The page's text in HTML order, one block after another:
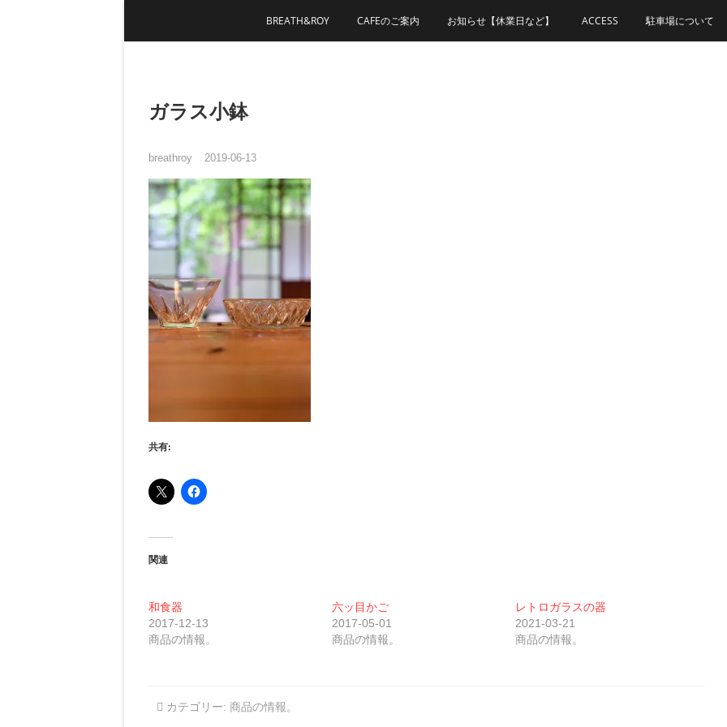
content
BREATH&ROY CAFEのご案内 お知らせ【休業日など】 ACCESS 駐車場について
ガラス小鉢
breathroy 2019-06-13
共有:
関連
和食器
2017-12-13
商品の情報。
六ッ目かご
2017-05-01
商品の情報。
レトロガラスの器
2021-03-21
商品の情報。
カテゴリー: 商品の情報。